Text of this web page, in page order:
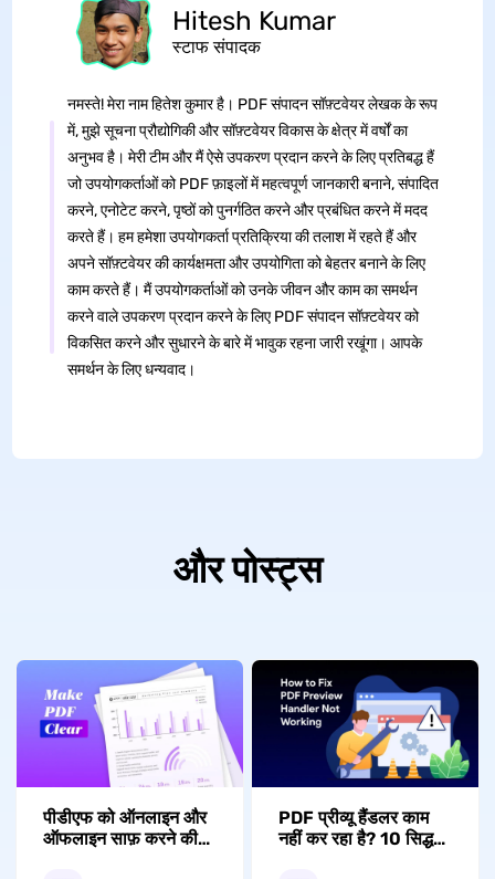
Hitesh Kumar
स्टाफ संपादक
नमस्ते! मेरा नाम हितेश कुमार है। PDF संपादन सॉफ़्टवेयर लेखक के रूप
में, मुझे सूचना प्रौद्योगिकी और सॉफ़्टवेयर विकास के क्षेत्र में वर्षों का
अनुभव है। मेरी टीम और मैं ऐसे उपकरण प्रदान करने के लिए प्रतिबद्ध हैं
जो उपयोगकर्ताओं को PDF फ़ाइलों में महत्वपूर्ण जानकारी बनाने, संपादित
करने, एनोटेट करने, पृष्ठों को पुनर्गठित करने और प्रबंधित करने में मदद
करते हैं। हम हमेशा उपयोगकर्ता प्रतिक्रिया की तलाश में रहते हैं और
अपने सॉफ़्टवेयर की कार्यक्षमता और उपयोगिता को बेहतर बनाने के लिए
काम करते हैं। मैं उपयोगकर्ताओं को उनके जीवन और काम का समर्थन
करने वाले उपकरण प्रदान करने के लिए PDF संपादन सॉफ़्टवेयर को
विकसित करने और सुधारने के बारे में भावुक रहना जारी रखूंगा। आपके
समर्थन के लिए धन्यवाद।
और पोस्ट्स
पीडीएफ को ऑनलाइन और
ऑफलाइन साफ़ करने की
PDF प्रीव्यू हैंडलर काम
नहीं कर रहा है? 10 सिद्ध